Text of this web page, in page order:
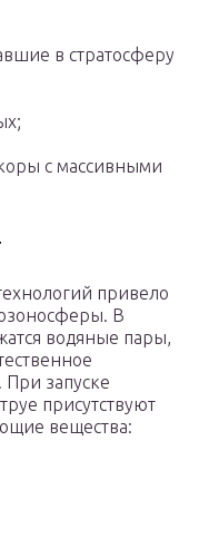
в стратосферу
с массивными
привело
В
водяные пары,
запуске
присутствуют
вещества: